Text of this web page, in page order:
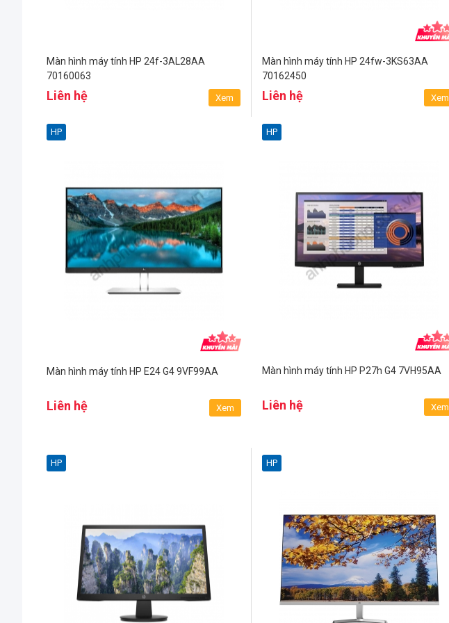
Màn hình máy tính HP 24f-3AL28AA
70160063
Liên hệ Xem
Màn hình máy tính HP 24fw-3KS63AA
70162450
Liên hệ Xem
HP
Màn hình máy tính HP E24 G4 9VF99AA
Liên hệ Xem
HP
Màn hình máy tính HP P27h G4 7VH95AA
Liên hệ Xem
HP HP